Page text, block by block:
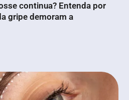
continua? Entenda por
gripe demoram a